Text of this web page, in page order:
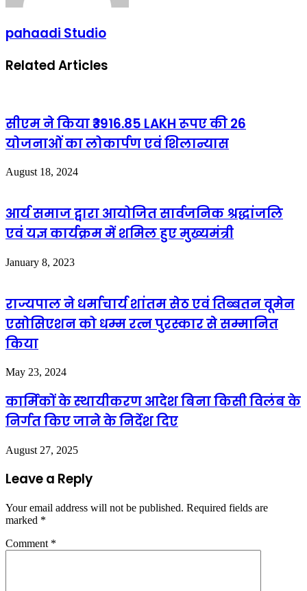
pahaadi Studio
Related Articles
सीएम ने किया ₹3916.85 LAKH रूपए की 26
योजनाओं का लोकार्पण एवं शिलान्यास
August 18, 2024
आर्य समाज द्वारा आयोजित सार्वजनिक श्रद्धांजलि
एवं यज्ञ कार्यक्रम में शमिल हुए मुख्यमंत्री
January 8, 2023
राज्यपाल ने धर्माचार्य शांतम सेठ एवं तिब्बतन वूमेन
एसोसिएशन को धम्म रत्न पुरस्कार से सम्मानित
किया
May 23, 2024
कार्मिकों के स्थायीकरण आदेश बिना किसी विलंब के
निर्गत किए जाने के निर्देश दिए
August 27, 2025
Leave a Reply
Your email address will not be published. Required fields are
marked *
Comment *